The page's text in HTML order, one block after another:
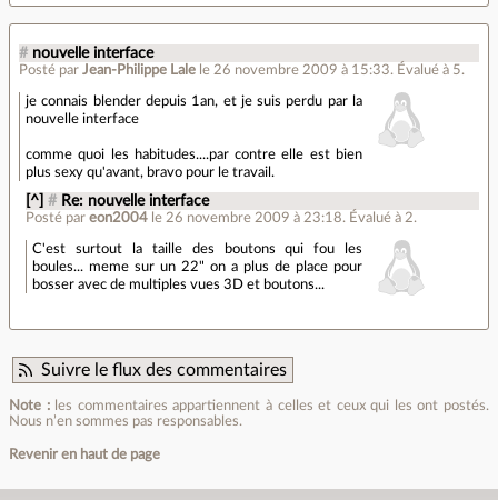
# nouvelle interface
Posté par Jean-Philippe Lale le 26 novembre 2009 à 15:33. Évalué à 5.
je connais blender depuis 1an, et je suis perdu par la
nouvelle interface
comme quoi les habitudes....par contre elle est bien
plus sexy qu'avant, bravo pour le travail.
[^] # Re: nouvelle interface
Posté pareon2004 le 26 novembre 2009 à 23:18. Évalué à 2.
C'est surtout la taille des boutons qui fou les
boules... meme sur un 22" on a plus de place pour
bosser avec de multiples vues 3D et boutons...
Suivre le flux des commentaires
Note :les commentaires appartiennent à celles et ceux qui les ont postés.
Nous n’en sommes pas responsables.
Revenir en haut de page